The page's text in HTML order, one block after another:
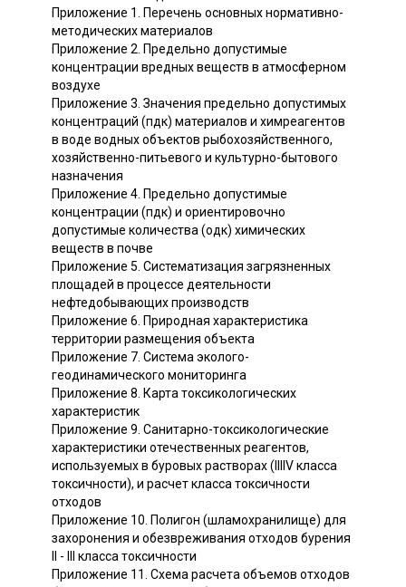
Приложение 1. Перечень основных нормативно-
методических материалов
Приложение 2. Предельно допустимые
концентрации вредных веществ в атмосферном
воздухе
Приложение 3. Значения предельно допустимых
концентраций (пдк) материалов и химреагентов
в воде водных объектов рыбохозяйственного,
хозяйственно-питьевого и культурно-бытового
назначения
Приложение 4. Предельно допустимые
концентрации (пдк) и ориентировочно
допустимые количества (одк) химических
веществ в почве
Приложение 5. Систематизация загрязненных
площадей в процессе деятельности
нефтедобывающих производств
Приложение 6. Природная характеристика
территории размещения объекта
Приложение 7. Система эколого-
геодинамического мониторинга
Приложение 8. Карта токсикологических
характеристик
Приложение 9. Санитарно-токсикологические
характеристики отечественных реагентов,
используемых в буровых растворах (IIIIV класса
токсичности), и расчет класса токсичности
отходов
Приложение 10. Полигон (шламохранилище) для
захоронения и обезвреживания отходов бурения
II - III класса токсичности
Приложение 11. Схема расчета объемов отходов